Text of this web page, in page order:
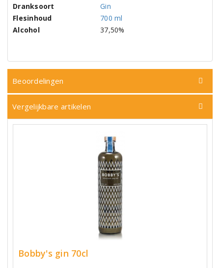
Dranksoort
Gin
Flesinhoud
700 ml
Alcohol
37,50%
Beoordelingen
Vergelijkbare artikelen
Bobby's gin 70cl